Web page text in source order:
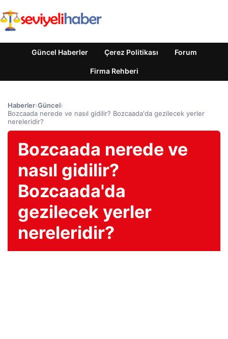
Güncel Haberler Çerez Politikası Forum
Firma Rehberi
Haberler›Güncel›
Bozcaada nerede ve nasıl gidilir? Bozcaada'da gezilecek yerler
nereleridir?
Bozcaada nerede ve
nasıl gidilir?
Bozcaada'da
gezilecek yerler
nereleridir?